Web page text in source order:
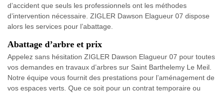
d’accident que seuls les professionnels ont les méthodes
d’intervention nécessaire. ZIGLER Dawson Elagueur 07 dispose
alors les services pour l’abattage.
Abattage d’arbre et prix
Appelez sans hésitation ZIGLER Dawson Elagueur 07 pour toutes
vos demandes en travaux d’arbres sur Saint Barthelemy Le Meil.
Notre équipe vous fournit des prestations pour l’aménagement de
vos espaces verts. Que ce soit pour un contrat temporaire ou